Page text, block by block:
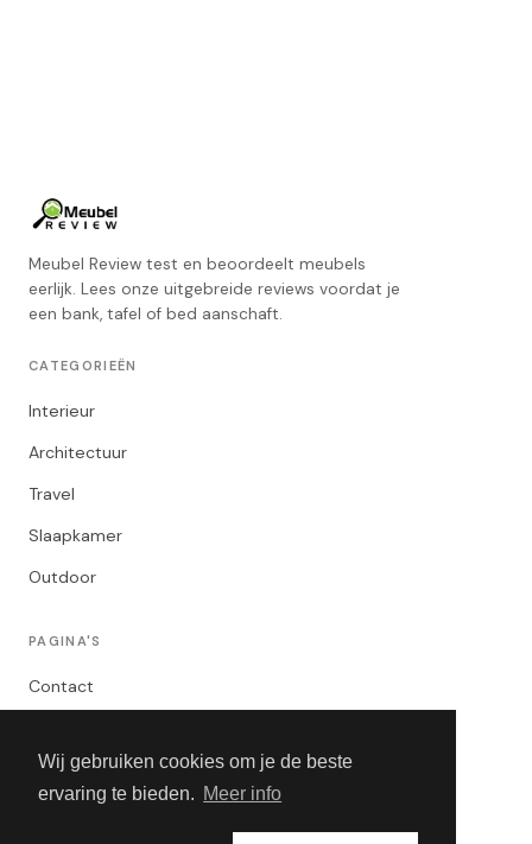
Wij gebruiken cookies om je de beste
ervaring te bieden. Meer info
Meubel Review test en beoordeelt meubels
eerlijk. Lees onze uitgebreide reviews voordat je
een bank, tafel of bed aanschaft.
CATEGORIEËN
Interieur
Architectuur
Travel
Slaapkamer
Outdoor
PAGINA'S
Contact
Algemene Voorwaarden
Adverteren